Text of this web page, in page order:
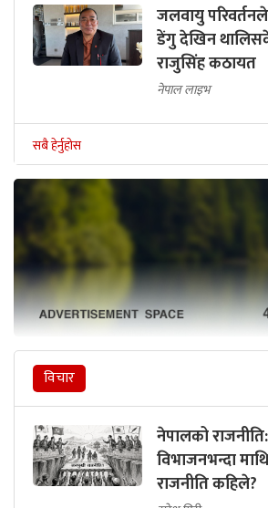
जलवायु
डेंगु देखिन
राजुसिंह कठायत
नेपाल लाइभ
सबै हेर्नुहोस
विचार
नेपालको
विभाजनभन्दा
राजनीति कहिले?